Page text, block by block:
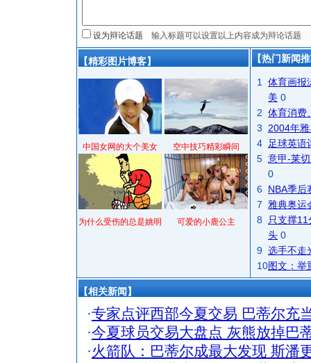
设为辩论话题
【精彩图片博客】
中国女网的大个美女 空中技巧精彩瞬间
为什么受伤的总是姚明 可爱的小鹿公主
【热门新闻
1
体育画报
美 0
2 体育消费
3
2004年
4
足球英语
5 意甲-莱
0
6 NBA季后
7
雅典奥运
8
只支撑
头 0
9 选手不走
10图文：举
【相关新闻】
·专家点评西部今夏交易 巴蒂尔充
·今夏球员交易大盘点 灰熊放掉巴
·火箭队：巴蒂尔成最大发现 斯潘